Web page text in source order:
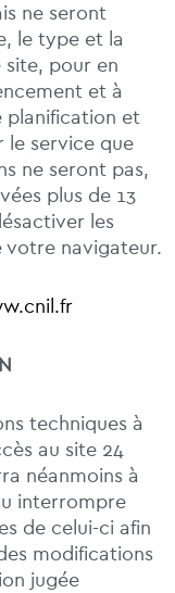
ne seront
le type et la
pour en
et à
planification et
le service que
ne seront pas,
plus de 13
les
votre navigateur.
techniques à
au site 24
néanmoins à
interrompre
de celui-ci afin
modifications
jugée